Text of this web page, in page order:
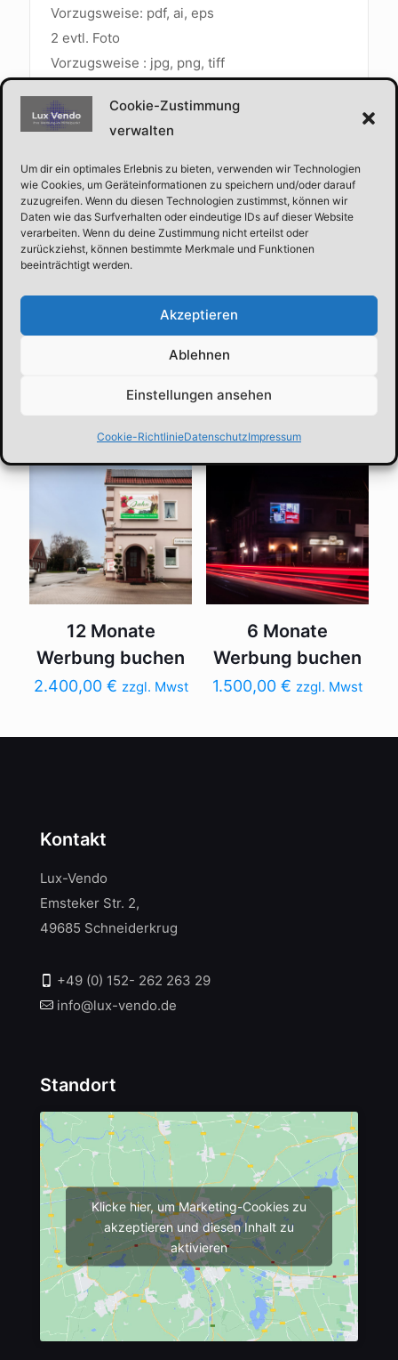
Cookie-Zustimmung
verwalten
Um dir ein optimales Erlebnis zu bieten, verwenden wir Technologien
wie Cookies, um Geräteinformationen zu speichern und/oder darauf
zuzugreifen. Wenn du diesen Technologien zustimmst, können wir
Daten wie das Surfverhalten oder eindeutige IDs auf dieser Website
verarbeiten. Wenn du deine Zustimmung nicht erteilst oder
zurückziehst, können bestimmte Merkmale und Funktionen
beeinträchtigt werden.
Akzeptieren
Ablehnen
Einstellungen ansehen
Cookie-RichtlinieDatenschutzImpressum
Vorzugsweise: pdf, ai, eps
2 evtl. Foto
Vorzugsweise : jpg, png, tiff
300ppi
Ihnen auch gerne die passende Grafik. Dazu
bitte einen Anfrage stellen!
Nach erfolgreichen Kauf, bekommen Sie von
uns einen Werbevertrag und wir setzen uns
Related products
12 Monate
Werbung buchen
2.400,00 € zzgl. Mwst
6 Monate
Werbung buchen
1.500,00 € zzgl. Mwst
Kontakt
Lux-Vendo
Emsteker Str. 2,
49685 Schneiderkrug
+49 (0) 152- 262 263 29
info@lux-vendo.de
Standort
Klicke hier, um Marketing-Cookies zu
akzeptieren und diesen Inhalt zu
aktivieren